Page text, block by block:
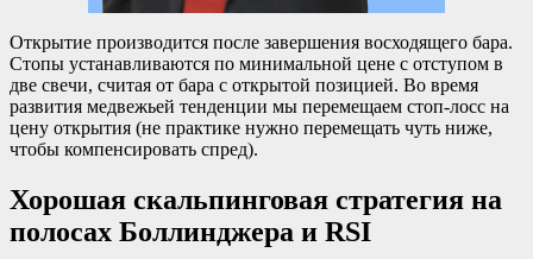
Открытие производится после завершения восходящего бара.
Стопы устанавливаются по минимальной цене с отступом в
две свечи, считая от бара с открытой позицией. Во время
развития медвежьей тенденции мы перемещаем стоп-лосс на
цену открытия (не практике нужно перемещать чуть ниже,
чтобы компенсировать спред).
Хорошая скальпинговая стратегия на
полосах Боллинджера и RSI